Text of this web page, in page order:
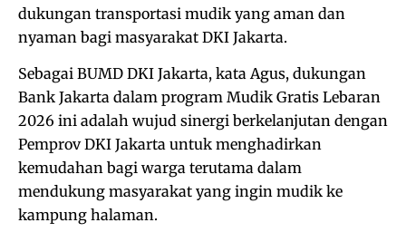
dukungan transportasi mudik yang aman dan
nyaman bagi masyarakat DKI Jakarta.
Sebagai BUMD DKI Jakarta, kata Agus, dukungan
Bank Jakarta dalam program Mudik Gratis Lebaran
2026 ini adalah wujud sinergi berkelanjutan dengan
Pemprov DKI Jakarta untuk menghadirkan
kemudahan bagi warga terutama dalam
mendukung masyarakat yang ingin mudik ke
kampung halaman.